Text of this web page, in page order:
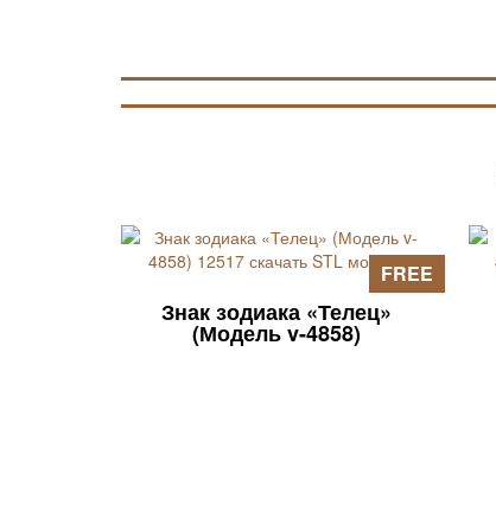
Знак зодиака «Телец»
(Модель v-4858)
FREE